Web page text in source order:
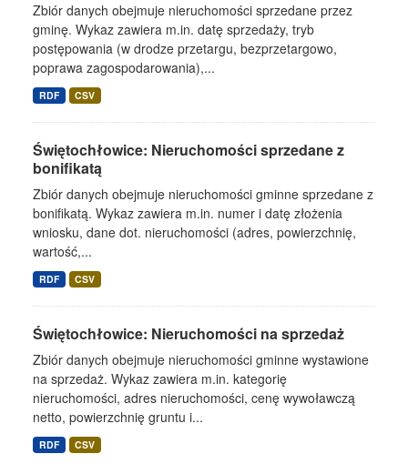
Zbiór danych obejmuje nieruchomości sprzedane przez
gminę. Wykaz zawiera m.in. datę sprzedaży, tryb
postępowania (w drodze przetargu, bezprzetargowo,
poprawa zagospodarowania),...
RDF CSV
Świętochłowice: Nieruchomości sprzedane z
bonifikatą
Zbiór danych obejmuje nieruchomości gminne sprzedane z
bonifikatą. Wykaz zawiera m.in. numer i datę złożenia
wniosku, dane dot. nieruchomości (adres, powierzchnię,
wartość,...
RDF CSV
Świętochłowice: Nieruchomości na sprzedaż
Zbiór danych obejmuje nieruchomości gminne wystawione
na sprzedaż. Wykaz zawiera m.in. kategorię
nieruchomości, adres nieruchomości, cenę wywoławczą
netto, powierzchnię gruntu i...
RDF CSV